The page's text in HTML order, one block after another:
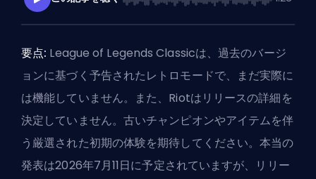
要点: League of Legends Classicは、過去のバージ
ョンに基づく予告されたレトロモードで、まだ実際に
は機能していません。また、Riotはリリースの詳細を
決定していません。古いチャンピオンやアイテムを伴
う厳選された初期の体験を期待してください。本当の
発表は2026年7月11日に予定されていますが、リリー